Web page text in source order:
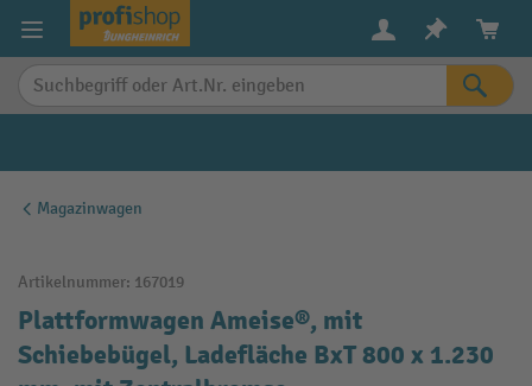
springen
Magazinwagen
Artikelnummer: 167019
Plattformwagen Ameise®, mit
Schiebebügel, Ladefläche BxT 800 x 1.230